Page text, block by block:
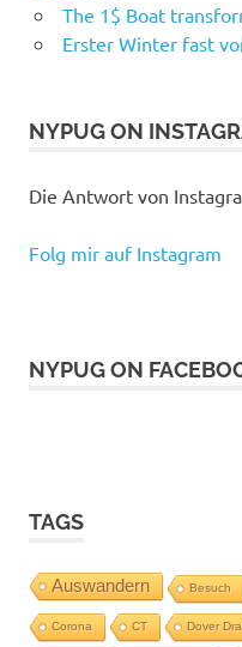
The 1$ Boat
Erster Winter fast
NYPUG ON
Die Antwort von
Folg mir auf Instagram
NYPUG ON
TAGS
Auswandern Besuch
Corona CT Dover